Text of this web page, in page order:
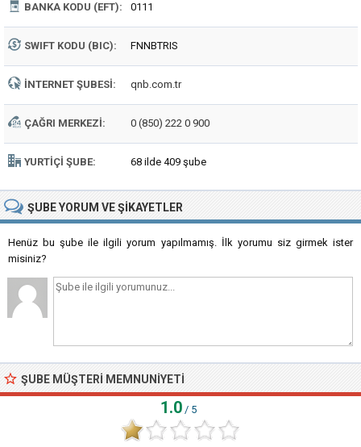
BANKA KODU (EFT): 0111
SWIFT KODU (BIC): FNNBTRIS
İNTERNET ŞUBESI: qnb.com.tr
ÇAĞRI MERKEZI: 0 (850) 222 0 900
YURTIÇI ŞUBE: 68 ilde 409 şube
ŞUBEYORUM VE ŞIKAYETLER
Henüz bu şube ile ilgili yorum yapılmamış. İlk yorumu siz girmek ister
misiniz?
ŞUBE MÜŞTERI MEMNUNIYETI
1.0 / 5